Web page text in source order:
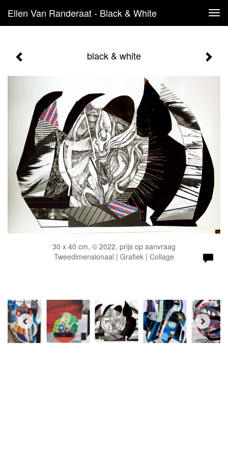
Ellen Van Randeraat - Black & White
black & white
30 x 40 cm, © 2022, prijs op aanvraag
Tweedimensionaal | Grafiek | Collage